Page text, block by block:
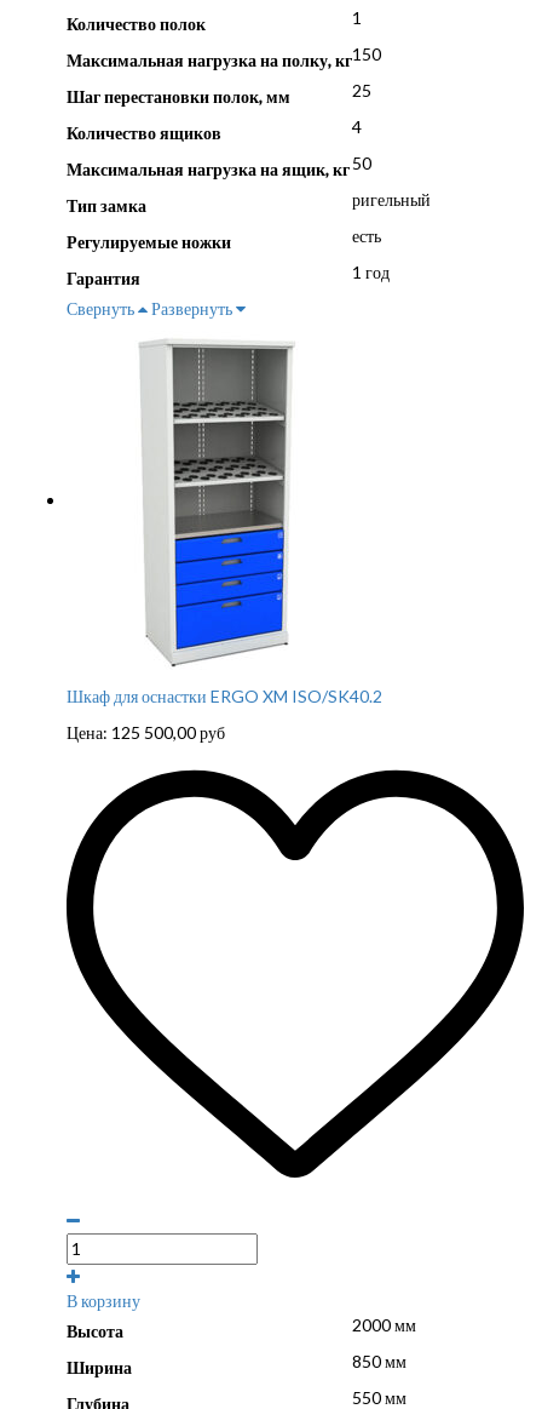
Количество полок 1
Максимальная нагрузка на полку, кг150
Шаг перестановки полок, мм 25
Количество ящиков 4
Максимальная нагрузка на ящик, кг50
Тип замка ригельный
Регулируемые ножки есть
Гарантия
1 год
Свернуть
Развернуть
Шкаф для оснастки ERGO XM ISO/SK40.2
Цена: 125 500,00руб
В корзину
Высота
2000 мм
Ширина 850 мм
Глубина 550 мм